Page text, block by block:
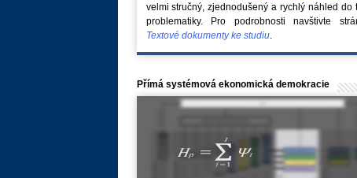
velmi stručný, zjednodušený a rychlý náhled do
problematiky. Pro podrobnosti navštivte
Textové dokumenty ke studiu.
Přímá systémová ekonomická demokracie